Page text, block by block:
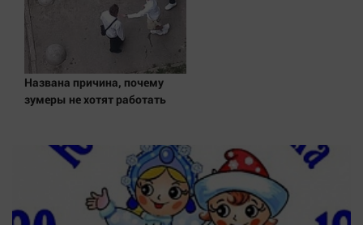
Тенденции
Названа причина, почему
зумеры не хотят работать